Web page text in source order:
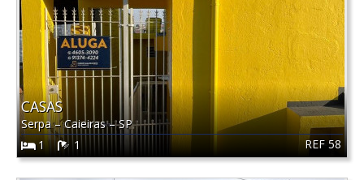
REF 58
CASAS
Serpa–Caieiras–SP
1
1